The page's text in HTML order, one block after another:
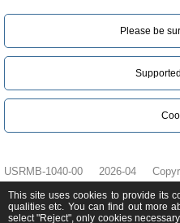
Please be
USRMB-1040-00 2026-04
This site uses cookies to provide its
qualities etc. You can find out more
select "Reject", only cookies